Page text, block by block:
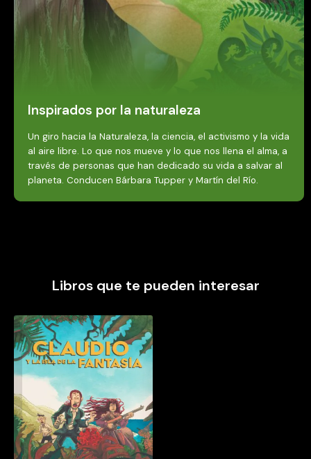
Inspirados por la naturaleza
Un giro hacia la Naturaleza, la ciencia, el activismo y la vida
al aire libre. Lo que nos mueve y lo que nos llena el alma, a
través de personas que han dedicado su vida a salvar al
planeta. Conducen Bárbara Tupper y Martín del Río.
Libros que te pueden interesar